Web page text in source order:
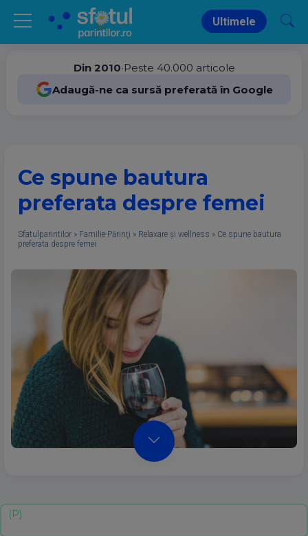
Ultimele
Din 2010•Peste 40.000 articole
Adaugă-ne ca sursă preferată în Google
Ce spune bautura
preferata despre femei
Sfatulparintilor » Familie-Părinţi » Relaxare și wellness » Ce spune bautura
preferata despre femei